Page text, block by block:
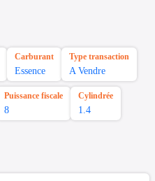
Carburant
Essence
Type transaction
A Vendre
Puissance fiscale
8
Cylindrée
1.4